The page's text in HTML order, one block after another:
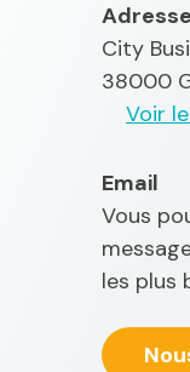
Adresse
City
38000
Voir
Email
Vous
les plus